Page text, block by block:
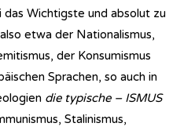
das Wichtigste und absolut zu
etwa der Nationalismus,
der Konsumismus
Sprachen, so auch in
die typische – ISMUS
Stalinismus,